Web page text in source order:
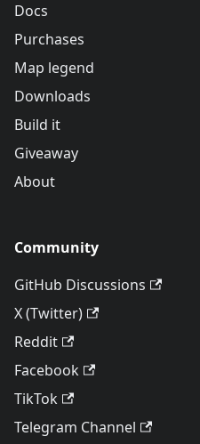
Docs
Purchases
Map legend
Downloads
Build it
Giveaway
About
Community
GitHub Discussions
X (Twitter)
Reddit
Facebook
TikTok
Telegram Channel